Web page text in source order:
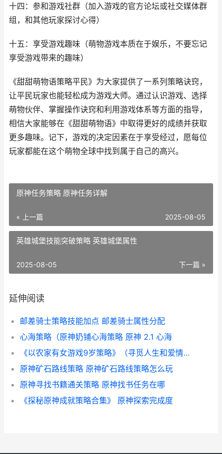
十四：参和游戏社群（加入游戏的官方论坛或社交媒体群
组，和其他玩家探讨心得）
十五：享受游戏趣味（萌物游戏本质在于娱乐，不要忘记
享受游戏带来的趣味）
《甜甜萌物语策略平民》为大家提供了一系列策略诀窍，
让平民玩家也能轻松成为游戏大师。通过认识游戏、选择
萌物伙伴、掌握操作诀窍和利用游戏体系等方面的指导，
相信大家能够在《甜甜萌物语》中取得更好的成绩并获取
更多趣味。记下，游戏的决定因素在于享受经过，愿每位
玩家都能在这个萌物全球中找到属于自己的高兴。
原神任务策略 原神任务详解
« 上一篇 2025-08-05
英雄城堡技能突破策略 英雄城堡属性
下一篇 »
2025-08-05
延伸阅读
邮差骑士策略技能加点 邮差骑士属性分配
心海策略（原神奶铺心海策略 原神 2.1 心海
《以农家有女游戏9岁策略》（寻觅人生和爱情的奇妙冒险 农家有女来种田
原神矿石路线策略 原神矿石路线策略怎么玩
原神寻找书籍通关策略 原神找书任务在哪
《探秘原神成就策略合集》 原神探索完成度